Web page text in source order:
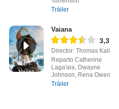
Tráiler
Vaiana
3,3
Director: Thomas Kail
Reparto Catherine
Laga'aia, Dwayne
Johnson, Rena Owen
Tráiler